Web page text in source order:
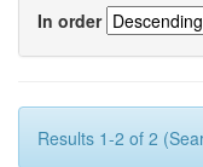
In order
Results 1-2 of 2